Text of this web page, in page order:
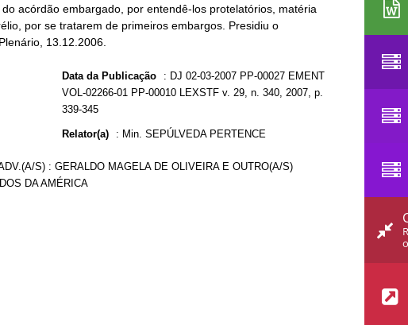
acórdão embargado, por entendê-los protelatórios, matéria
por se tratarem de primeiros embargos. Presidiu o
13.12.2006.
Data da Publicação : DJ 02-03-2007 PP-00027 EMENT
VOL-02266-01 PP-00010 LEXSTF v. 29, n. 340, 2007, p.
339-345
Relator(a) : Min. SEPÚLVEDA PERTENCE
S) : GERALDO MAGELA DE OLIVEIRA E OUTRO(A/S)
DA AMÉRICA